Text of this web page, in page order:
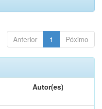
Anterior 1 Póximo
Autor(es)